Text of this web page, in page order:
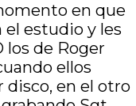
en que
el estudio y les
los de Roger
ellos
disco, en el otro